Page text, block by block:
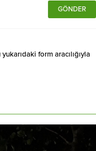
form aracılığıyla